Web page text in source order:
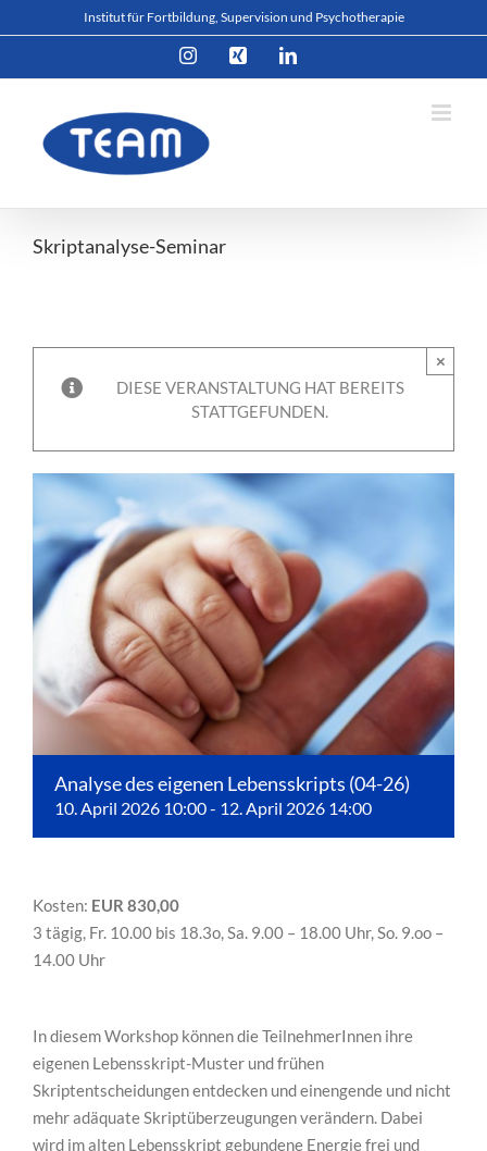
Inhalt
Institut für Fortbildung, Supervision und Psychotherapie
InstagramXing LinkedIn
Skriptanalyse-Seminar
DIESE VERANSTALTUNG HAT BEREITS
STATTGEFUNDEN.
×
Analyse des eigenen Lebensskripts (04-26)
10. April 2026 10:00- 12. April 2026 14:00
Kosten: EUR 830,00
3 tägig, Fr. 10.00 bis 18.3o, Sa. 9.00 – 18.00 Uhr, So. 9.oo –
14.00 Uhr
In diesem Workshop können die TeilnehmerInnen ihre
eigenen Lebensskript-Muster und frühen
Skriptentscheidungen entdecken und einengende und nicht
mehr adäquate Skriptüberzeugungen verändern. Dabei
wird im alten Lebensskript gebundene Energie frei und